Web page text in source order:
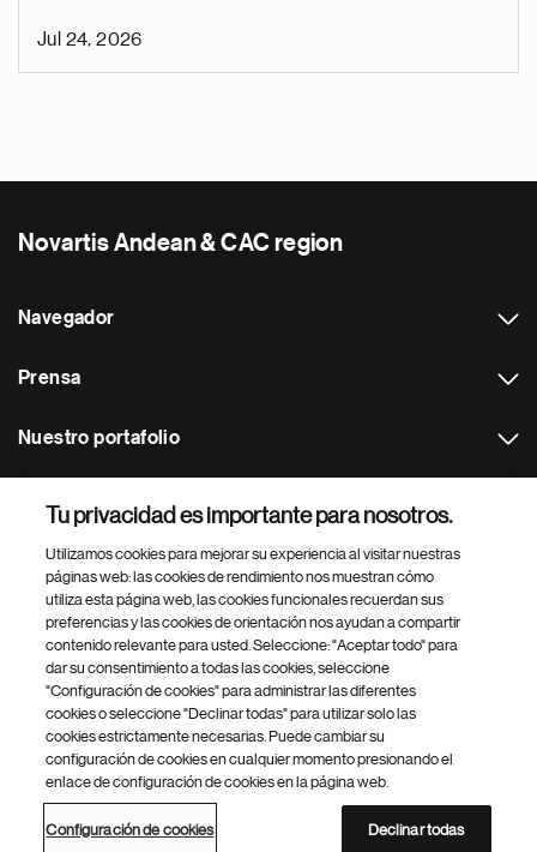
Jul 24, 2026
Novartis Andean & CAC region
Navegador
Prensa
Nuestro portafolio
Footer Site Search
inferior
del
© 2026 Novartis AG
Política de privacidad Términos de uso
Accesibilidad
Configuración de cookies
Mapa del sitio
Tu privacidad es importante para nosotros.
Utilizamos cookies para mejorar su experiencia al visitar nuestras
páginas web: las cookies de rendimiento nos muestran cómo
utiliza esta página web, las cookies funcionales recuerdan sus
preferencias y las cookies de orientación nos ayudan a compartir
contenido relevante para usted. Seleccione: "Aceptar todo" para
dar su consentimiento a todas las cookies, seleccione
"Configuración de cookies" para administrar las diferentes
cookies o seleccione "Declinar todas" para utilizar solo las
cookies estrictamente necesarias. Puede cambiar su
configuración de cookies en cualquier momento presionando el
enlace de configuración de cookies en la página web.
Configuración de cookies Declinar todas